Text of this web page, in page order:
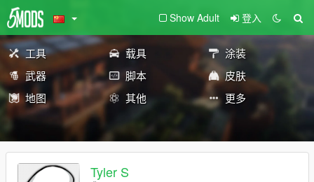
Show Adult 登入
工具 载具
涂装
武器
脚本
皮肤
地图
其他 更多
Tyler S